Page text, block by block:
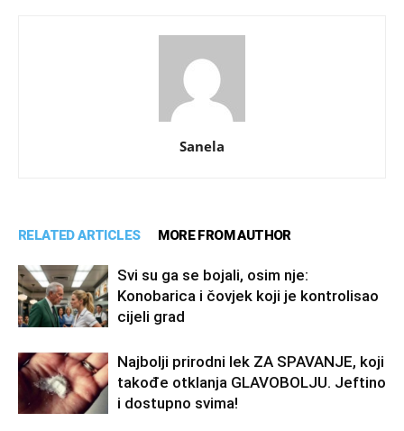
Sanela
RELATED ARTICLES MORE FROM AUTHOR
Svi su ga se bojali, osim nje:
Konobarica i čovjek koji je kontrolisao
cijeli grad
Najbolji prirodni lek ZA SPAVANJE, koji
takođe otklanja GLAVOBOLJU. Jeftino
i dostupno svima!